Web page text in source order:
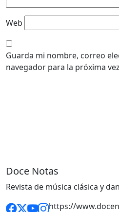
Web
Guarda mi nombre, correo
navegador para la próxima
Doce Notas
Revista de música clásica y
https://